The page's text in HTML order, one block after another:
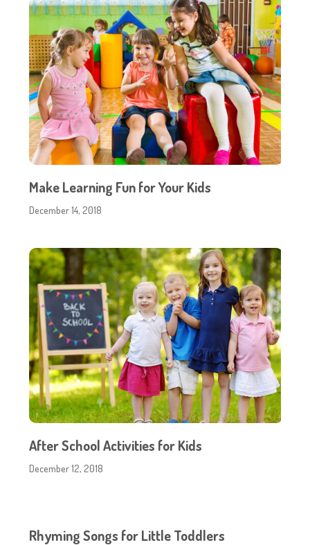
Make Learning Fun for Your Kids
December 14, 2018
After School Activities for Kids
December 12, 2018
Rhyming Songs for Little Toddlers